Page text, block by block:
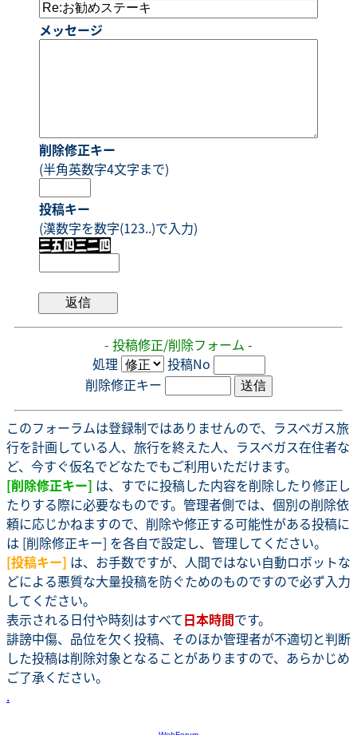
メッセージ
削除修正キー
(半角英数字4文字まで)
投稿キー
(漢数字を数字(123..)で入力)
- 投稿修正/削除フォーム -
処理
投稿No
削除修正キー
このフォーラムは登録制ではありませんので、ラスベガス旅
行を計画している人、旅行を終えた人、ラスベガス在住者な
ど、今すぐ仮名でどなたでもご利用いただけます。
[削除修正キー] は、すでに投稿した内容を削除したり修正し
たりする際に必要なものです。管理者側では、個別の削除依
頼に応じかねますので、削除や修正する可能性がある投稿に
は [削除修正キー] を各自で設定し、管理してください。
[投稿キー] は、お手数ですが、人間ではない自動ロボットな
どによる悪質な大量投稿を防ぐためのものですので必ず入力
してください。
表示される日付や時刻はすべて日本時間です。
誹謗中傷、品位を欠く投稿、そのほか管理者が不適切と判断
した投稿は削除対象となることがありますので、あらかじめ
ご了承ください。
.